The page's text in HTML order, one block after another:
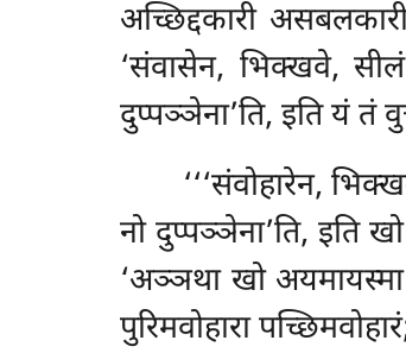
अच्छिद्दकारी
‘संवासेन, भिक्खवे,
दुप्पञ्ञेना’ति, इति यं तं
‘‘‘संवोहारेन,
नो दुप्पञ्ञेना’ति, इति
‘अञ्ञथा खो
पुरिमवोहारा